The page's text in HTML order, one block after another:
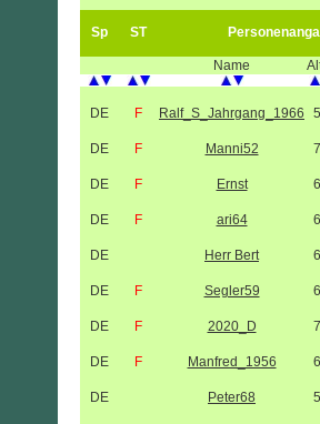
Sp ST
Name
DE F Ralf_S_Jahrgang_1966
DE F Manni52
DE F Ernst
DE F ari64
DE Herr Bert
DE F Segler59
DE F 2020_D
DE F Manfred_1956
DE Peter68